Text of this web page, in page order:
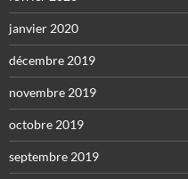
janvier 2020
décembre 2019
novembre 2019
octobre 2019
septembre 2019